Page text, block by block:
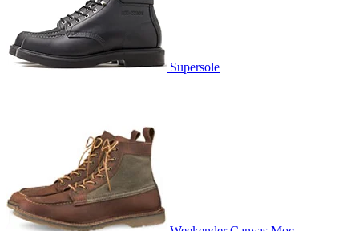
Supersole